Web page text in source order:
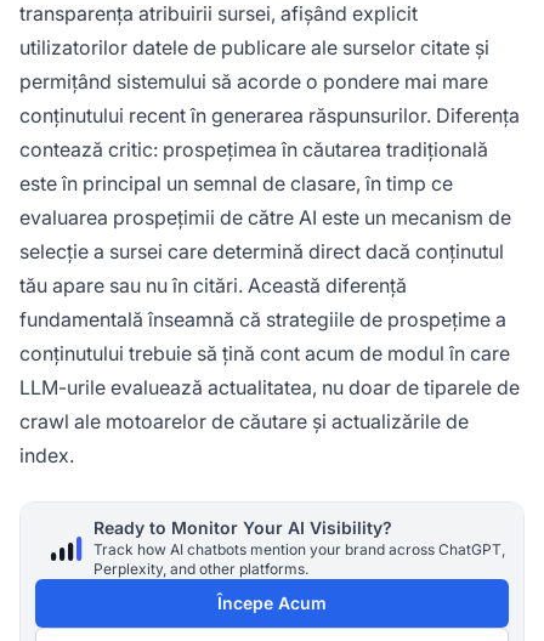
transparența atribuirii sursei, afișând explicit
utilizatorilor datele de publicare ale surselor citate și
permițând sistemului să acorde o pondere mai mare
conținutului recent în generarea răspunsurilor. Diferența
contează critic: prospețimea în căutarea tradițională
este în principal un semnal de clasare, în timp ce
evaluarea prospețimii de către AI este un mecanism de
selecție a sursei care determină direct dacă conținutul
tău apare sau nu în citări. Această diferență
fundamentală înseamnă că strategiile de prospețime a
conținutului trebuie să țină cont acum de modul în care
LLM-urile evaluează actualitatea, nu doar de tiparele de
crawl ale motoarelor de căutare și actualizările de
index.
Ready to Monitor Your AI Visibility?
Track how AI chatbots mention your brand across ChatGPT,
Perplexity, and other platforms.
Începe Acum